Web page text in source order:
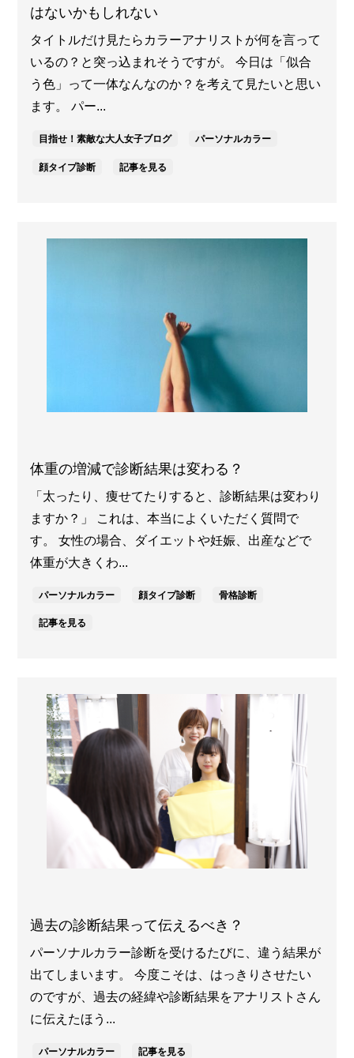
はないかもしれない
タイトルだけ見たらカラーアナリストが何を言って
いるの？と突っ込まれそうですが。 今日は「似合
う色」って一体なんなのか？を考えて見たいと思い
ます。 パー...
目指せ！素敵な大人女子ブログ パーソナルカラー
顔タイプ診断 記事を見る
体重の増減で診断結果は変わる？
「太ったり、痩せてたりすると、診断結果は変わり
ますか？」 これは、本当によくいただく質問で
す。 女性の場合、ダイエットや妊娠、出産などで
体重が大きくわ...
パーソナルカラー 顔タイプ診断 骨格診断
記事を見る
過去の診断結果って伝えるべき？
パーソナルカラー診断を受けるたびに、違う結果が
出てしまいます。 今度こそは、はっきりさせたい
のですが、過去の経緯や診断結果をアナリストさん
に伝えたほう...
パーソナルカラー 記事を見る